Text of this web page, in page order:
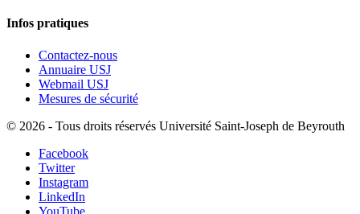
Infos pratiques
Contactez-nous
Annuaire USJ
Webmail USJ
Mesures de sécurité
© 2026 - Tous droits réservés Université Saint-Joseph de Beyrouth
Facebook
Twitter
Instagram
LinkedIn
YouTube